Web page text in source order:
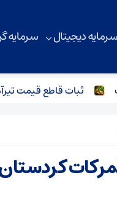
سرمایه دیجیتال سرمایه
ثبات قاطع قیمت تیرآهن